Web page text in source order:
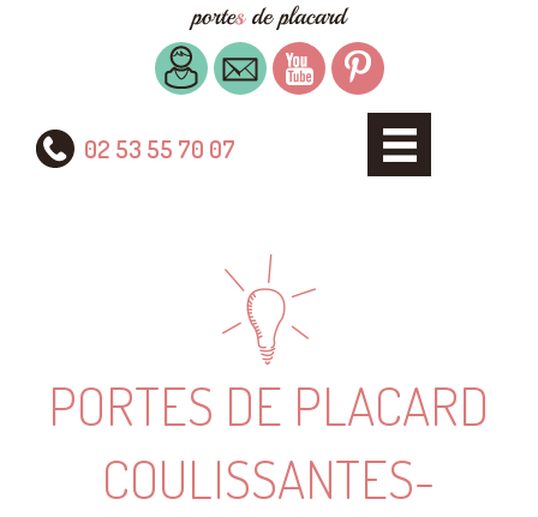
02 53 55 70 07
PORTES DE PLACARD
COULISSANTES-